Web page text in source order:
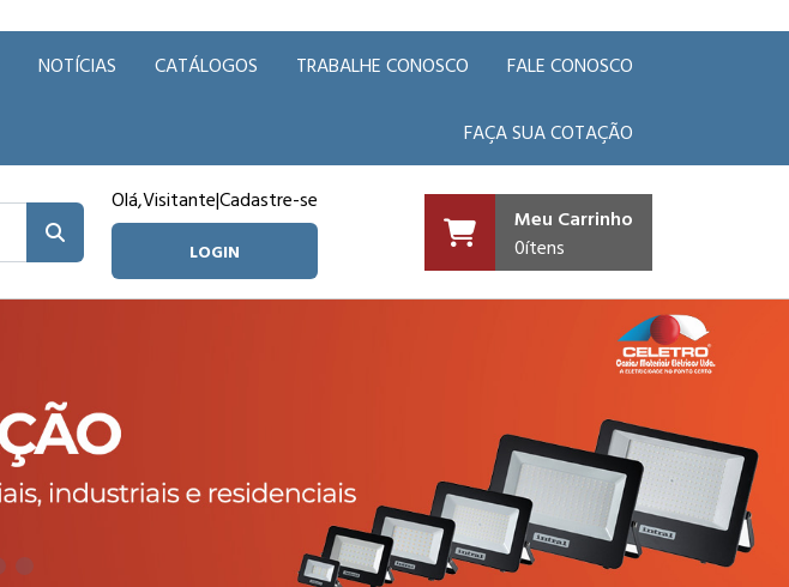
NOTÍCIAS CATÁLOGOS TRABALHE CONOSCO FALE CONOSCO
FAÇA SUA COTAÇÃO
Olá,Visitante|Cadastre-se
LOGIN
Meu Carrinho
0ítens